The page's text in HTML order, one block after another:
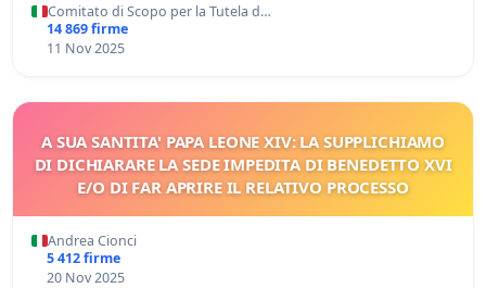
Comitato di Scopo per la Tutela d…
14 869 firme
11 Nov 2025
A SUA SANTITA' PAPA LEONE XIV: LA SUPPLICHIAMO
DI DICHIARARE LA SEDE IMPEDITA DI BENEDETTO XVI
E/O DI FAR APRIRE IL RELATIVO PROCESSO
Andrea Cionci
5 412 firme
20 Nov 2025